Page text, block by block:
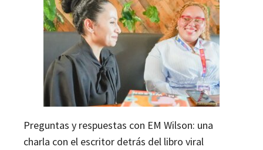
Preguntas y respuestas con EM Wilson: una
charla con el escritor detrás del libro viral